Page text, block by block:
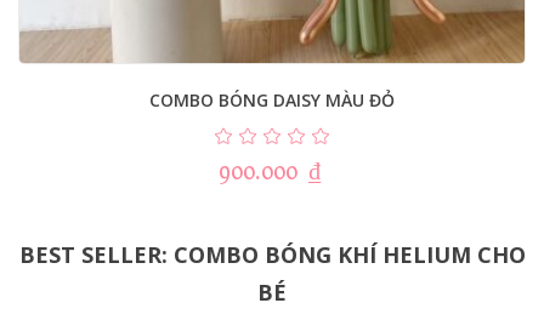
COMBO BÓNG DAISY MÀU ĐỎ
900.000 ₫
BEST SELLER: COMBO BÓNG KHÍ HELIUM CHO
BÉ